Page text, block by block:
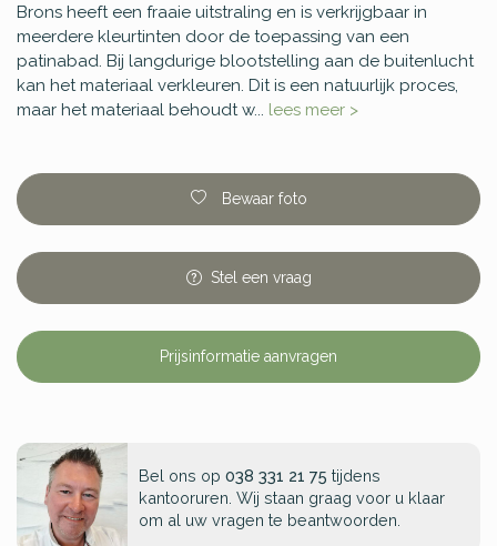
Brons heeft een fraaie uitstraling en is verkrijgbaar in
meerdere kleurtinten door de toepassing van een
patinabad. Bij langdurige blootstelling aan de buitenlucht
kan het materiaal verkleuren. Dit is een natuurlijk proces,
maar het materiaal behoudt w... lees meer >
Bewaar foto
Stel een vraag
Prijsinformatie aanvragen
Bel ons op 038 331 21 75 tijdens
kantooruren. Wij staan graag voor u klaar
om al uw vragen te beantwoorden.